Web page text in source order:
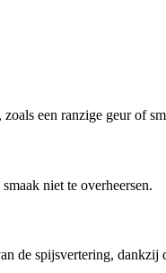
een ranzige geur of
niet te overheersen.
de spijsvertering, dankzij